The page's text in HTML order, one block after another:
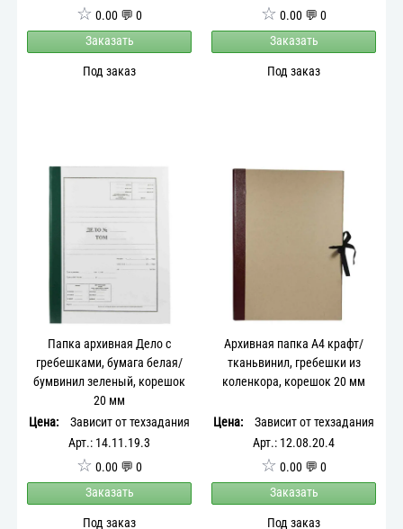
☆ 0.00 💬 0
Заказать
Под заказ
☆ 0.00 💬 0
Заказать
Под заказ
Папка архивная Дело с
гребешками, бумага белая/
бумвинил зеленый, корешок
20 мм
Цена:
Зависит от техзадания
Арт.: 14.11.19.3
☆ 0.00 💬 0
Заказать
Под заказ
Архивная папка А4 крафт/
тканьвинил, гребешки из
коленкора, корешок 20 мм
Цена:
Зависит от техзадания
Арт.: 12.08.20.4
☆ 0.00 💬 0
Заказать
Под заказ